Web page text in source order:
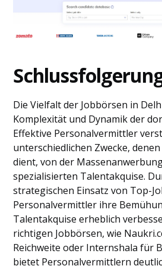
Die Vielfalt der Jobbörsen in
Komplexität und Dynamik der
Effektive Personalvermittler
unterschiedlichen Zwecke,
dient, von der
spezialisierten Talentakquise.
strategischen Einsatz von Top-
Personalvermittler ihre
Talentakquise erheblich
richtigen Jobbörsen, wie
Reichweite oder Internshala für
bietet Personalvermittlern